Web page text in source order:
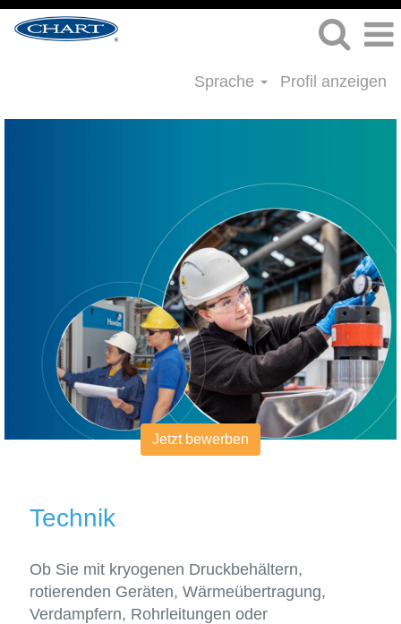
Sprache Profil anzeigen
Jetzt bewerben
Technik
Ob Sie mit kryogenen Druckbehältern,
rotierenden Geräten, Wärmeübertragung,
Verdampfern, Rohrleitungen oder